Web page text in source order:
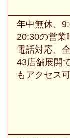
年中無休、
20:30の営業
電話対応、
43店舗展開
もアクセス